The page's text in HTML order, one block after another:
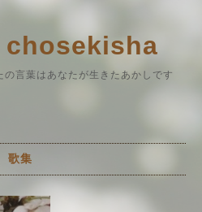
言葉はあなたが生きたあかしです
歌集